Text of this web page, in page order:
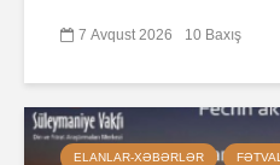
7 Avqust 2026 10 Baxış
ELANLAR-XƏBƏRLƏR